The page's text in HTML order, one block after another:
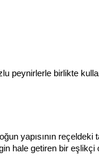
peynirlerle birlikte
yapısının reçeldeki
hale getiren bir eşlikçi